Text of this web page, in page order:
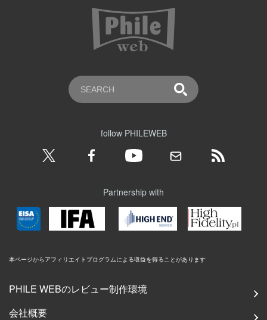
follow PHILEWEB
Partnership with
本ページからアフィリエイトプログラムによる収益を得ることがあります
PHILE WEBのレビュー制作環境
会社概要